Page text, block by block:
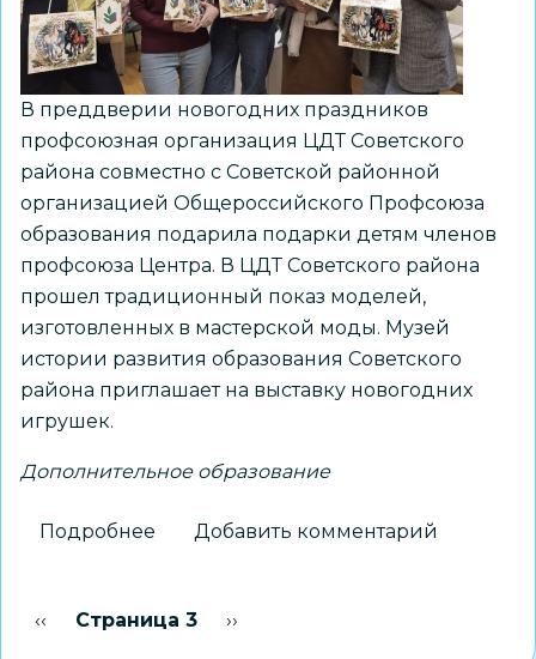
В преддверии новогодних праздников
профсоюзная организация ЦДТ Советского
района совместно с Советской районной
организацией Общероссийского Профсоюза
образования подарила подарки детям членов
профсоюза Центра. В ЦДТ Советского района
прошел традиционный показ моделей,
изготовленных в мастерской моды. Музей
истории развития образования Советского
района приглашает на выставку новогодних
игрушек.
Дополнительное образование
Подробнее
Советского
Добавить комментарий
Нумерация
Предыдущая страница
‹‹ Страница 3 Следующая страница
››